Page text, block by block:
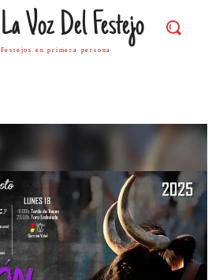
La Voz Del Festejo
Festejos en primera persona